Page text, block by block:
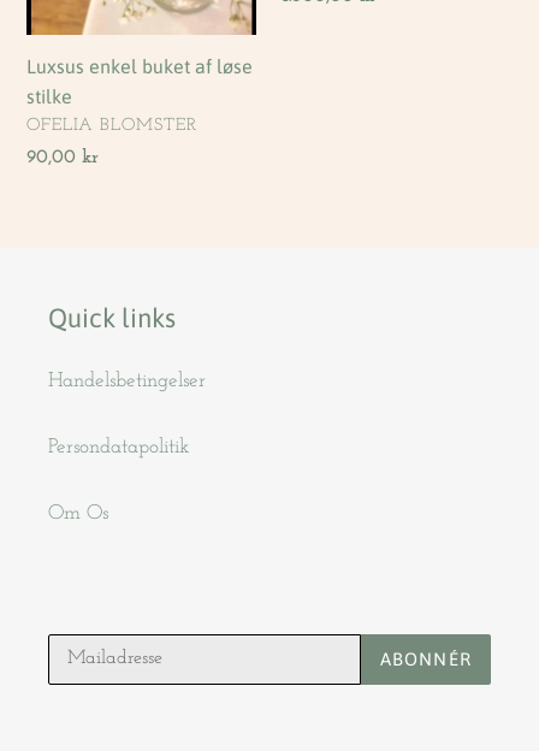
Luxsus enkel buket af løse
stilke
FORHANDLER
OFELIA BLOMSTER
Normalpris
90,00 kr
Quick links
Handelsbetingelser
Persondatapolitik
Om Os
ABONNÉR